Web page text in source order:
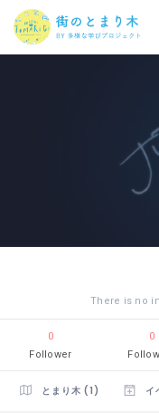
There is no
0
Follower
0
とまり木 (1) イ